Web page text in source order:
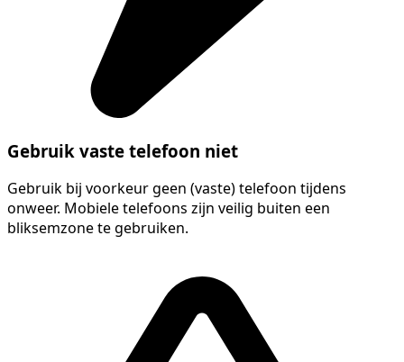
Gebruik vaste telefoon niet
Gebruik bij voorkeur geen (vaste) telefoon tijdens
onweer. Mobiele telefoons zijn veilig buiten een
bliksemzone te gebruiken.